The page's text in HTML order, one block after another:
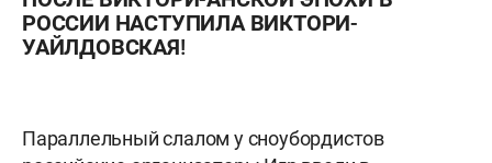
РОССИИ НАСТУПИЛА ВИКТОРИ-
УАЙЛДОВСКАЯ!
Параллельный слалом у сноубордистов